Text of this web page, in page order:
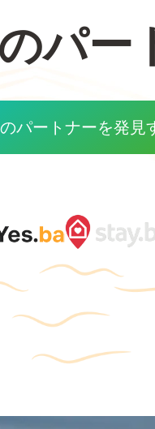
パー
パートナーを発見